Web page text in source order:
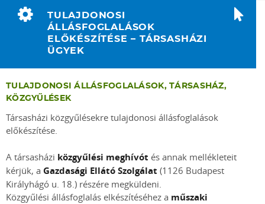
TULAJDONOSI
ÁLLÁSFOGLALÁSOK
ELŐKÉSZÍTÉSE – TÁRSASHÁZI
ÜGYEK
TULAJDONOSI ÁLLÁSFOGLALÁSOK, TÁRSASHÁZ,
KÖZGYŰLÉSEK
Társasházi közgyűlésekre tulajdonosi állásfoglalások
előkészítése.
A társasházi közgyűlési meghívót és annak mellékleteit
kérjük, a Gazdasági Ellátó Szolgálat (1126 Budapest
Királyhágó u. 18.) részére megküldeni.
Közgyűlési állásfoglalás elkészítéséhez a műszaki